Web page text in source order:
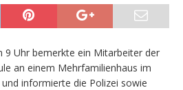
9 Uhr bemerkte ein Mitarbeiter der
an einem Mehrfamilienhaus im
informierte die Polizei sowie